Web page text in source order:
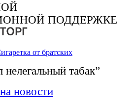
ПОДДЕРЖКЕ
от братских
табак”
новости